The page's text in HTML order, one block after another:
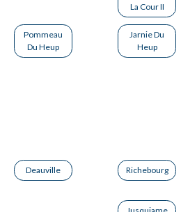
La Cour II
Pommeau
Du Heup
Jarnie Du
Heup
Deauville Richebourg